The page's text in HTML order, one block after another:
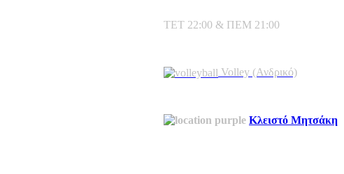
ΤΕΤ 22:00 & ΠΕΜ 21:00
Volley (Ανδρικό)
Κλειστό Μητσάκη